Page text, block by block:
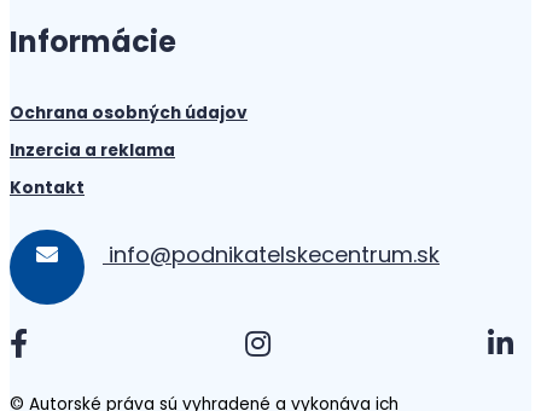
Informácie
Ochrana osobných údajov
Inzercia a reklama
Kontakt
info@podnikatelskecentrum.sk
© Autorské práva sú vyhradené a vykonáva ich